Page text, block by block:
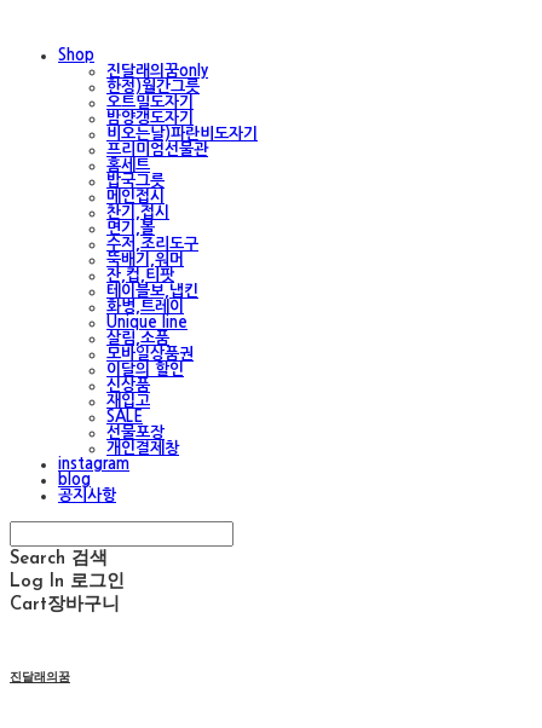
Shop
진달래의꿈only
한정)월간그릇
오트밀도자기
밤양갱도자기
비오는날)파란비도자기
프리미엄선물관
홈세트
밥국그릇
메인접시
찬기,접시
면기,볼
수저,조리도구
뚝배기,워머
잔,컵,티팟
테이블보,냅킨
화병,트레이
Unique line
살림,소품
모바일상품권
이달의 할인
신상품
재입고
SALE
선물포장
개인결제창
instagram
blog
공지사항
Search 검색
Log In 로그인
Cart장바구니
진달래의꿈